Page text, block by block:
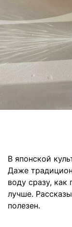
В японской
Даже
воду сразу,
лучше.
полезен.